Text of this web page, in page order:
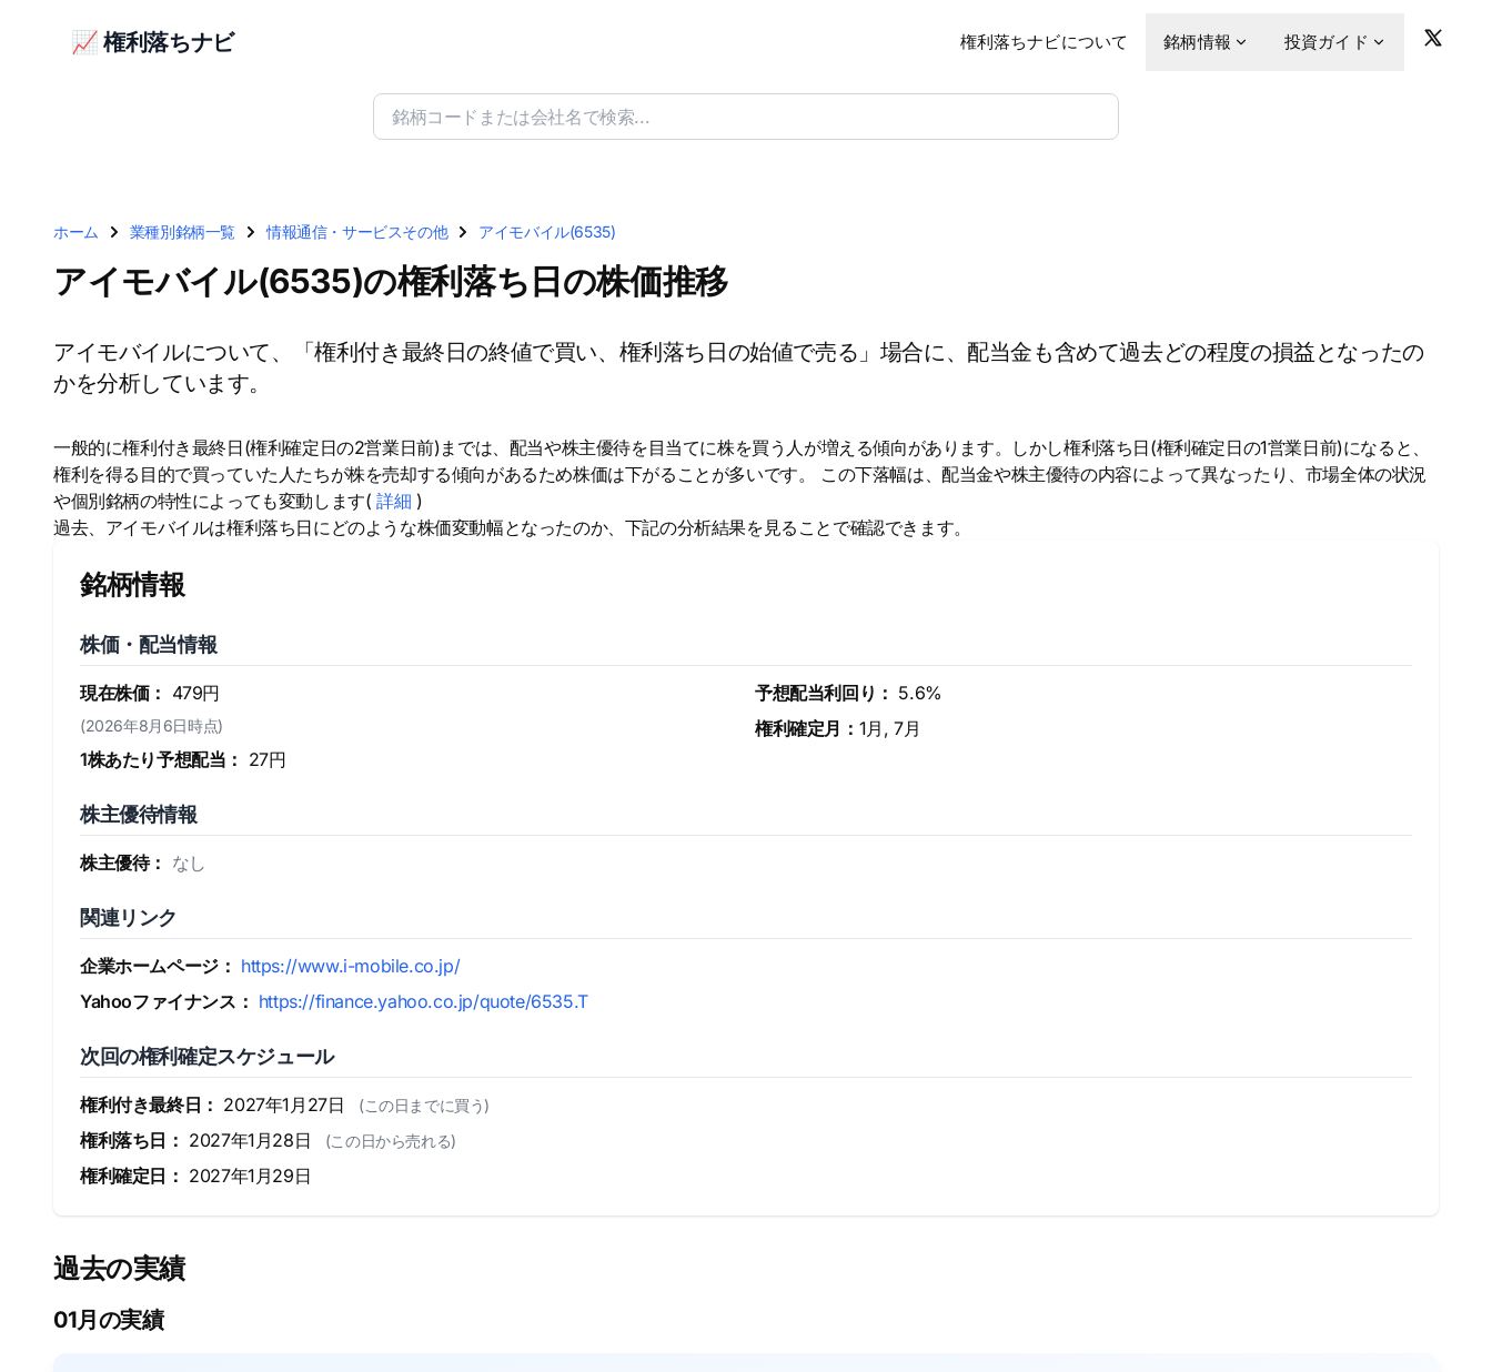
📈 権利落ちナビ 権利落ちナビについて 銘柄情報 投資ガイド
ホーム 業種別銘柄一覧 情報通信・サービスその他 アイモバイル(6535)
アイモバイル(6535)の権利落ち日の株価推移
アイモバイルについて、「権利付き最終日の終値で買い、権利落ち日の始値で売る」場合に、配当金も含めて過去どの程度の損益となったの
かを分析しています。
一般的に権利付き最終日(権利確定日の2営業日前)までは、配当や株主優待を目当てに株を買う人が増える傾向があります。しかし権利落ち日(権利確定日の1営業日前)になると、
権利を得る目的で買っていた人たちが株を売却する傾向があるため株価は下がることが多いです。 この下落幅は、配当金や株主優待の内容によって異なったり、市場全体の状況
や個別銘柄の特性によっても変動します( 詳細 )
過去、アイモバイルは権利落ち日にどのような株価変動幅となったのか、下記の分析結果を見ることで確認できます。
銘柄情報
株価・配当情報
現在株価： 479円
(2026年8月6日時点)
1株あたり予想配当： 27円
予想配当利回り： 5.6%
権利確定月： 1月, 7月
株主優待情報
株主優待： なし
関連リンク
企業ホームページ： https://www.i-mobile.co.jp/
Yahooファイナンス： https://finance.yahoo.co.jp/quote/6535.T
次回の権利確定スケジュール
権利付き最終日： 2027年1月27日 (この日までに買う)
権利落ち日： 2027年1月28日 (この日から売れる)
権利確定日： 2027年1月29日
過去の実績
01月の実績